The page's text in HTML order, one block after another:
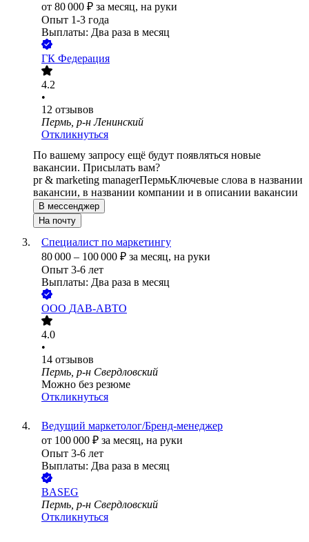
от 80 000 ₽ за месяц, на руки
Опыт 1-3 года
Выплаты: Два раза в месяц
ГК Федерация
4.2
•
12 отзывов
Пермь, р-н Ленинский
Откликнуться
По вашему запросу ещё будут появляться новые
вакансии. Присылать вам?
pr & marketing managerПермьКлючевые слова в названии
вакансии, в названии компании и в описании вакансии
В мессенджер
На почту
Специалист по маркетингу
80 000 – 100 000 ₽ за месяц, на руки
Опыт 3-6 лет
Выплаты: Два раза в месяц
ООО ДАВ-АВТО
4.0
•
14 отзывов
Пермь, р-н Свердловский
Можно без резюме
Откликнуться
Ведущий маркетолог/Бренд-менеджер
от 100 000 ₽ за месяц, на руки
Опыт 3-6 лет
Выплаты: Два раза в месяц
BASEG
Пермь, р-н Свердловский
Откликнуться